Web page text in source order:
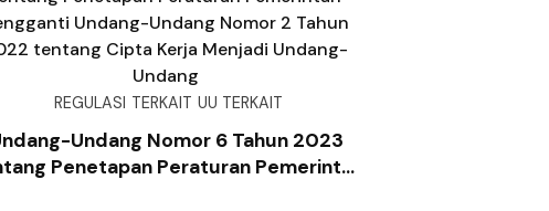
REGULASI TERKAIT UU TERKAIT
Undang Nomor 6 Tahun 2023
Penetapan Peraturan Pemerintah